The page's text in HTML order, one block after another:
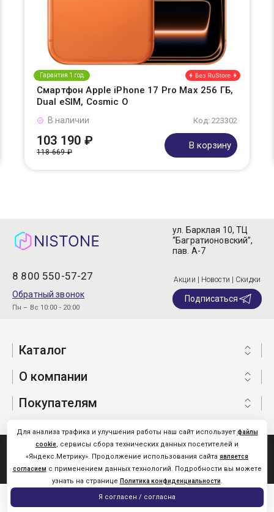
Гарантия 1 год
Смартфон Apple iPhone 17 Pro Max 256 ГБ,
Dual eSIM, Cosmic O
Код: 223302
В наличии
103 190 ₽
118 669 ₽
В корзину
8 800 550-57-27
Обратный звонок
Пн – Вс 10:00 - 20:00
ул. Барклая 10, ТЦ
“Багратионовский”,
пав. А-7
Акции | Новости | Скидки
Подписаться
Каталог
О компании
Покупателям
Nistone.Ru © 2026
Карта сайта
Для анализа трафика и улучшения работы наш сайт использует файлы
cookie, сервисы сбора технических данных посетителей и
«Яндекс.Метрику». Продолжение использования сайта является
согласием с применением данных технологий. Подробности вы можете
узнать на странице Политика конфиденциальности.
Я согласен / согласна